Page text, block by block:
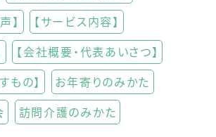
】
【サービス内容】
【会社概要・代表あいさつ】
もの】
お年寄りのみかた
訪問介護のみかた